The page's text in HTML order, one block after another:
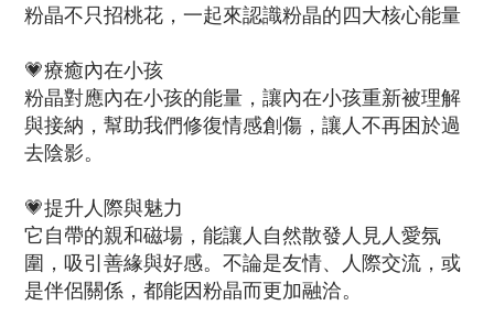
粉晶不只招桃花，一起來認識粉晶的四大核心能量
💗療癒內在小孩
粉晶對應內在小孩的能量，讓內在小孩重新被理解
與接納，幫助我們修復情感創傷，讓人不再困於過
去陰影。
💗提升人際與魅力
它自帶的親和磁場，能讓人自然散發人見人愛氛
圍，吸引善緣與好感。不論是友情、人際交流，或
是伴侶關係，都能因粉晶而更加融洽。